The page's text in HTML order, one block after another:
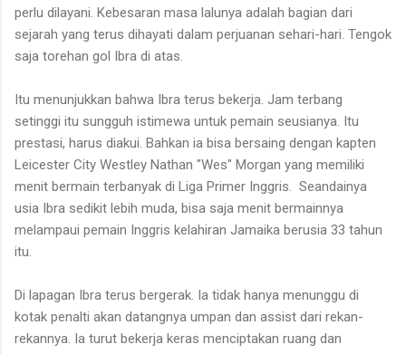
perlu dilayani. Kebesaran masa lalunya adalah bagian dari
sejarah yang terus dihayati dalam perjuanan sehari-hari. Tengok
saja torehan gol Ibra di atas.
Itu menunjukkan bahwa Ibra terus bekerja. Jam terbang
setinggi itu sungguh istimewa untuk pemain seusianya. Itu
prestasi, harus diakui. Bahkan ia bisa bersaing dengan kapten
Leicester City Westley Nathan "Wes" Morgan yang memiliki
menit bermain terbanyak di Liga Primer Inggris.
Seandainya
usia Ibra sedikit lebih muda, bisa saja menit bermainnya
melampaui pemain Inggris kelahiran Jamaika berusia 33 tahun
itu.
Di lapagan Ibra terus bergerak. Ia tidak hanya menunggu di
kotak penalti akan datangnya umpan dan assist dari rekan-
rekannya. Ia turut bekerja keras menciptakan ruang dan